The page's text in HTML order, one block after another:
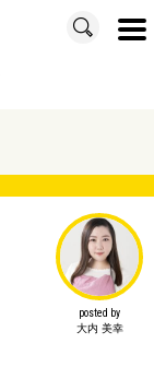
t
o
i
posted by
大内 美幸